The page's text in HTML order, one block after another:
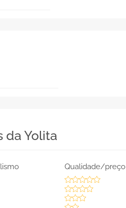
da Yolita
Qualidade/preço